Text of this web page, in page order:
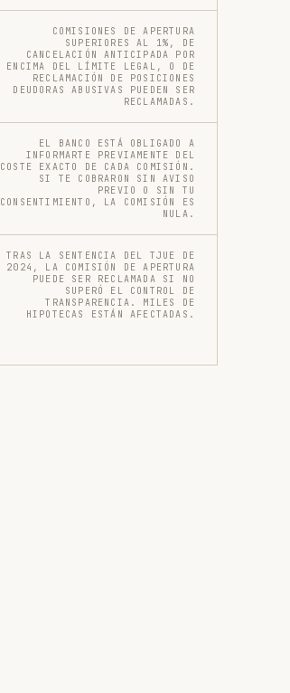
COMISIONES DE APERTURA
SUPERIORES AL 1%, DE
CANCELACIÓN ANTICIPADA POR
ENCIMA DEL LÍMITE LEGAL, O DE
RECLAMACIÓN DE POSICIONES
DEUDORAS ABUSIVAS PUEDEN SER
RECLAMADAS.
EL BANCO ESTÁ OBLIGADO A
INFORMARTE PREVIAMENTE DEL
COSTE EXACTO DE CADA COMISIÓN.
SI TE COBRARON SIN AVISO
PREVIO O SIN TU
CONSENTIMIENTO, LA COMISIÓN ES
NULA.
TRAS LA SENTENCIA DEL TJUE DE
2024, LA COMISIÓN DE APERTURA
PUEDE SER RECLAMADA SI NO
SUPERÓ EL CONTROL DE
TRANSPARENCIA. MILES DE
HIPOTECAS ESTÁN AFECTADAS.